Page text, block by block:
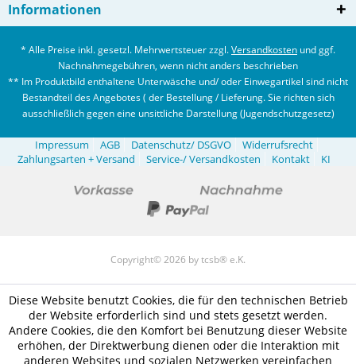
Informationen
* Alle Preise inkl. gesetzl. Mehrwertsteuer zzgl.Versandkosten und ggf.
Nachnahmegebühren, wenn nicht anders beschrieben
** Im Produktbild enthaltene Unterwäsche und/ oder Einwegartikel sind nicht
Bestandteil des Angebotes ( der Bestellung / Lieferung. Sie richten sich
ausschließlich gegen eine unsittliche Darstellung (Jugendschutzgesetz)
Impressum AGB Datenschutz/ DSGVO
Widerrufsrecht
Zahlungsarten + Versand
Service-/ Versandkosten Kontakt KI
Copyright© 2026 by tcsb® e.K.
Diese Website benutzt Cookies, die für den technischen Betrieb
der Website erforderlich sind und stets gesetzt werden.
Andere Cookies, die den Komfort bei Benutzung dieser Website
erhöhen, der Direktwerbung dienen oder die Interaktion mit
anderen Websites und sozialen Netzwerken vereinfachen